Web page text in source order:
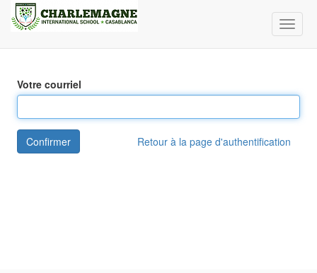
la
Votre courriel
Retour à la page d'authentification
Confirmer